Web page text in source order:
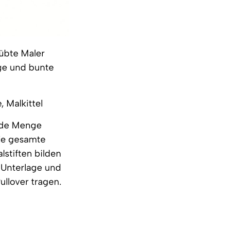
Maler
und bunte
Malkittel
Menge
gesamte
bilden
und
tragen.